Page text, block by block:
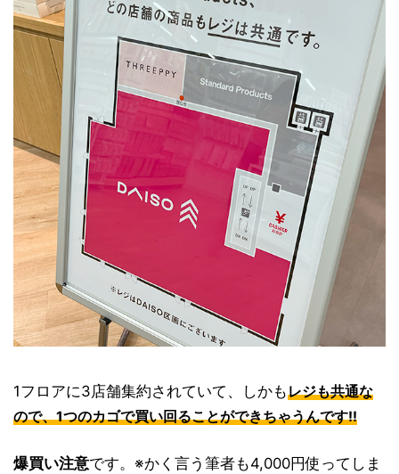
1フロアに3店舗集約されていて、しかもレジも共通な
ので、1つのカゴで買い回ることができちゃうんです!!
爆買い注意です。※かく言う筆者も4,000円使ってしま